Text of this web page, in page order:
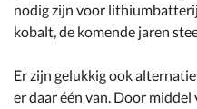
nodig zijn voor
kobalt, de komende jaren
Er zijn gelukkig ook
er daar één van. Door